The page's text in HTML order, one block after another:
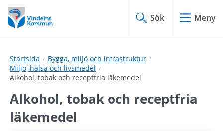
Hoppa
till
innehåll
Hoppa
till
undermeny
Sök Meny
Startsida
Bygga, miljö och infrastruktur
Miljö, hälsa och livsmedel
Alkohol, tobak och receptfria läkemedel
Alkohol, tobak och receptfria
läkemedel